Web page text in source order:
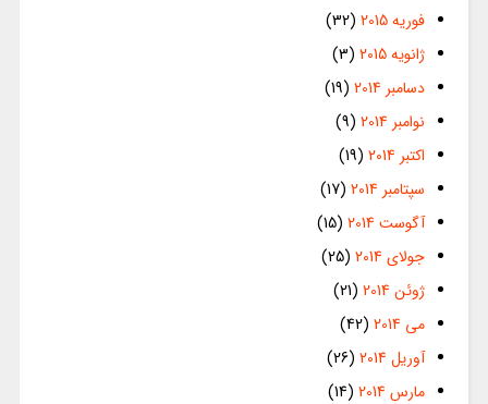
فوریه 2015
(32)
ژانویه 2015
(3)
دسامبر 2014
(19)
نوامبر 2014
(9)
اکتبر 2014
(19)
سپتامبر 2014
(17)
آگوست 2014
(15)
جولای 2014
(25)
ژوئن 2014
(21)
می 2014
(42)
آوریل 2014
(26)
مارس 2014
(14)